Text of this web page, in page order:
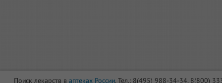
Поиск лекарств в аптеках России. Тел.: 8(495) 988-34-34, 8(800)